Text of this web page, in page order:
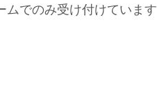
でのみ受け付けています